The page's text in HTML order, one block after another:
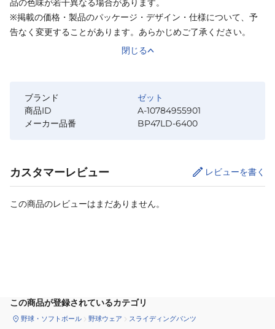
品の色味が若干異なる場合があります。
※掲載の価格・製品のパッケージ・デザイン・仕様について、予
告なく変更することがあります。あらかじめご了承ください。
閉じる
ブランド
ゼット
商品ID
A-10784955901
メーカー品番
BP47LD-6400
カスタマーレビュー レビューを書く
この商品のレビューはまだありません。
この商品が登録されているカテゴリ
野球・ソフトボール 野球ウェア スライディングパンツ